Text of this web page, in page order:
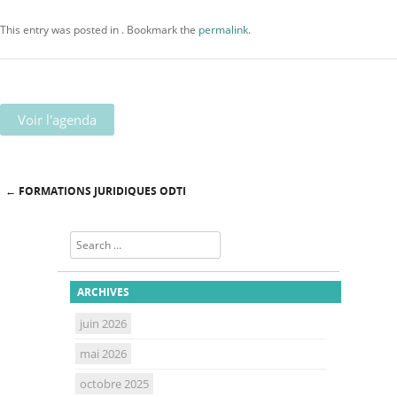
This entry was posted in . Bookmark the permalink.
Voir l'agenda
← FORMATIONS JURIDIQUES ODTI
Search
ARCHIVES
juin 2026
mai 2026
octobre 2025